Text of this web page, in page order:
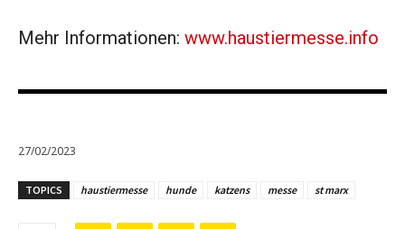
Mehr Informationen: www.haustiermesse.info
27/02/2023
TOPICS haustiermesse hunde katzens messe st marx